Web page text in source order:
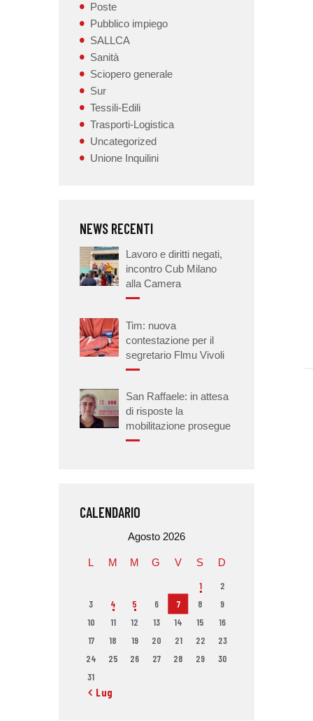
Poste
Pubblico impiego
SALLCA
Sanità
Sciopero generale
Sur
Tessili-Edili
Trasporti-Logistica
Uncategorized
Unione Inquilini
NEWS RECENTI
Lavoro e diritti negati,
incontro Cub Milano
alla Camera
Tim: nuova
contestazione per il
segretario Flmu Vivoli
San Raffaele: in attesa
di risposte la
mobilitazione prosegue
CALENDARIO
Agosto 2026
L M M G V S D
1
2
3
4 5 6 7 8
9
10
11 12 13 14 15
16
17
18 19 20 21 22
23
24
25 26 27 28 29
30
31
« Lug